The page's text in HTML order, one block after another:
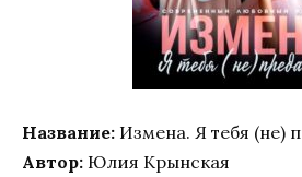
Название: Измена. Я тебя (не)
Автор: Юлия Крынская